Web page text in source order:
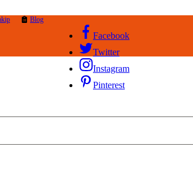
Blog
Facebook
Twitter
Instagram
Pinterest